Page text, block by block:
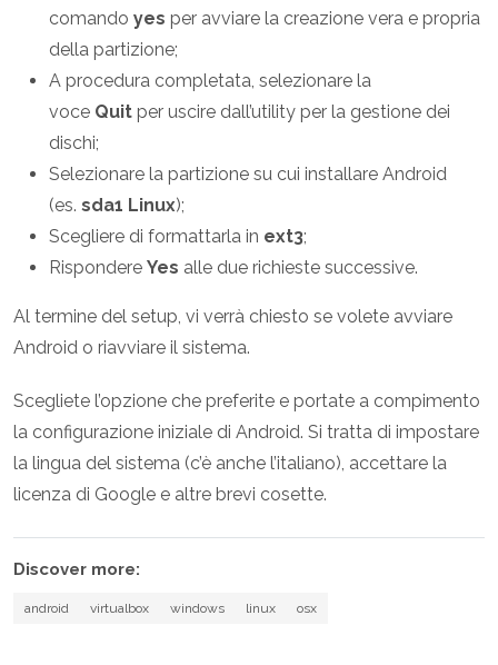
comando yes per avviare la creazione vera e propria
della partizione;
A procedura completata, selezionare la
voce Quit per uscire dall’utility per la gestione dei
dischi;
Selezionare la partizione su cui installare Android
(es. sda1 Linux);
Scegliere di formattarla in ext3;
Rispondere Yes alle due richieste successive.
Al termine del setup, vi verrà chiesto se volete avviare
Android o riavviare il sistema.
Scegliete l’opzione che preferite e portate a compimento
la configurazione iniziale di Android. Si tratta di impostare
la lingua del sistema (c’è anche l’italiano), accettare la
licenza di Google e altre brevi cosette.
Discover more:
android virtualbox windows linux osx